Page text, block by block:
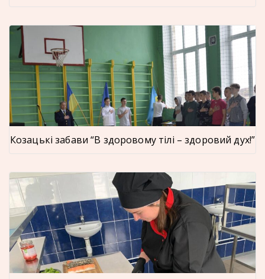
Козацькі забави “В здоровому тілі – здоровий дух!”